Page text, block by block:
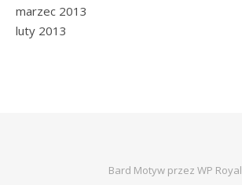
marzec 2013
luty 2013
Bard Motyw przez WP Royal